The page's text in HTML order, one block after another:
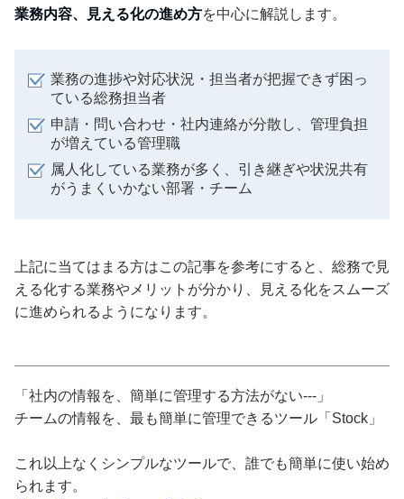
業務内容、見える化の進め方を中心に解説します。
業務の進捗や対応状況・担当者が把握できず困っ
ている総務担当者
申請・問い合わせ・社内連絡が分散し、管理負担
が増えている管理職
属人化している業務が多く、引き継ぎや状況共有
がうまくいかない部署・チーム
上記に当てはまる方はこの記事を参考にすると、総務で見
える化する業務やメリットが分かり、見える化をスムーズ
に進められるようになります。
「社内の情報を、簡単に管理する方法がない---」
チームの情報を、最も簡単に管理できるツール「Stock」
これ以上なくシンプルなツールで、誰でも簡単に使い始め
られます。